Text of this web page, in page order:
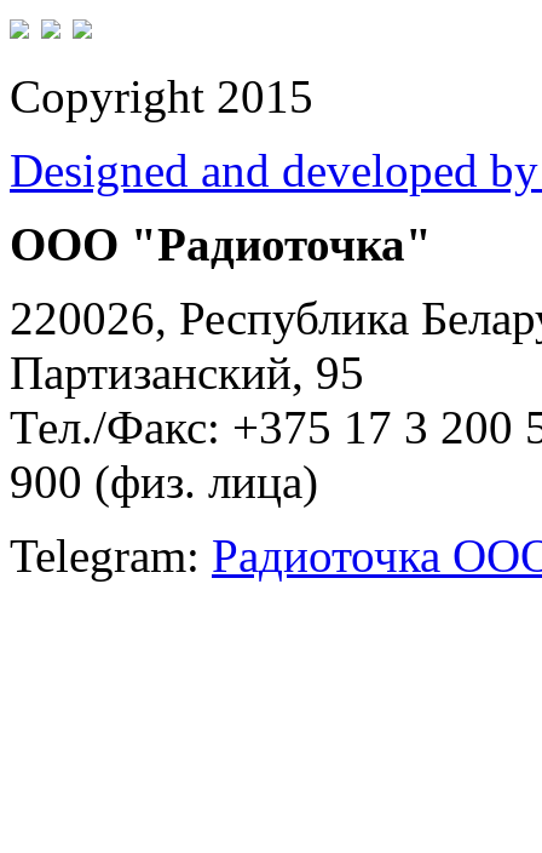
Copyright 2015
Designed and developed
ООО "Радиоточка"
220026, Республика
Партизанский, 95
Тел./Факс: +375 17 3
900 (физ. лица)
Telegram: Радиоточка